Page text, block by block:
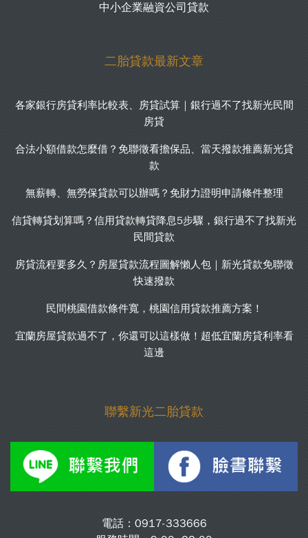
中小企業融資公司貸款
二胎貸款最新文章
各家銀行房貸利率比較表、房貸試算｜銀行過不了找新光民間
房貸
合法小額借款怎麼借？免聯徵看擔保品、當天撥款推薦新光貸
款
無薪轉、無勞保貸款可以辦嗎？免財力證明申請條件整理
信貸轉貸划算嗎？信用貸款轉貸降息5步驟，銀行過不了找新光
民間貸款
房貸流程要多久？房屋貸款流程圖解懶人包｜新光貸款免聯徵
快速撥款
民間桃園借款條件寬，桃園信用貸款推薦方案！
宜蘭房屋貸款過不了，你還可以這樣做！超低宜蘭房貸利率看
這邊
聯繫新光二胎貸款
電話： 0917-333666